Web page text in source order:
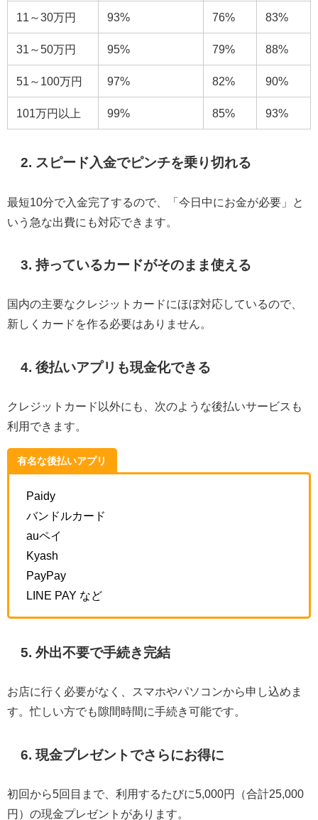
11～30万円 93% 76% 83%
31～50万円 95% 79% 88%
51～100万円 97% 82% 90%
101万円以上 99% 85% 93%
2. スピード入金でピンチを乗り切れる
最短10分で入金完了するので、「今日中にお金が必要」と
いう急な出費にも対応できます。
3. 持っているカードがそのまま使える
国内の主要なクレジットカードにほぼ対応しているので、
新しくカードを作る必要はありません。
4. 後払いアプリも現金化できる
クレジットカード以外にも、次のような後払いサービスも
利用できます。
有名な後払いアプリ
Paidy
バンドルカード
auペイ
Kyash
PayPay
LINE PAY など
5. 外出不要で手続き完結
お店に行く必要がなく、スマホやパソコンから申し込めま
す。忙しい方でも隙間時間に手続き可能です。
6. 現金プレゼントでさらにお得に
初回から5回目まで、利用するたびに5,000円（合計25,000
円）の現金プレゼントがあります。